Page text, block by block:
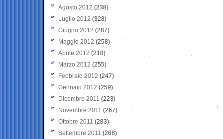
Agosto 2012 (238)
Luglio 2012 (328)
Giugno 2012 (287)
Maggio 2012 (258)
Aprile 2012 (218)
Marzo 2012 (255)
Febbraio 2012 (247)
Gennaio 2012 (259)
Dicembre 2011 (223)
Novembre 2011 (267)
Ottobre 2011 (283)
Settembre 2011 (268)